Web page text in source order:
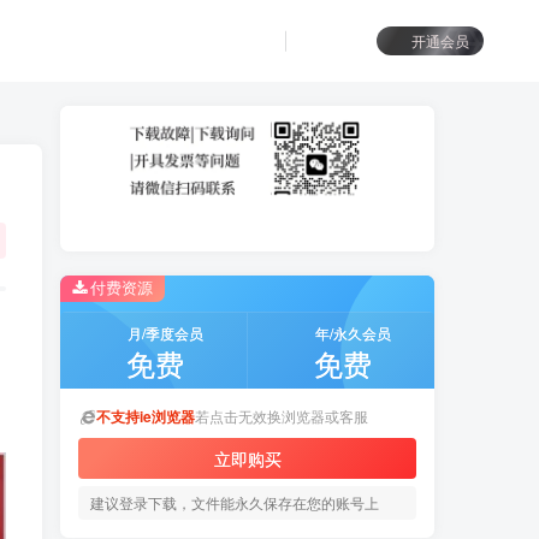
开通会员
付费资源
月/季度会员
免费
年/永久会员
免费
不支持ie浏览器若点击无效换浏览器或客服
立即购买
建议登录下载，文件能永久保存在您的账号上